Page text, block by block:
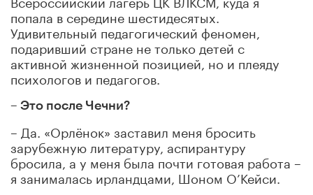
попала в середине шестидесятых.
Удивительный педагогический феномен,
подаривший стране не только детей с
активной жизненной позицией, но и плеяду
психологов и педагогов.
– Это после Чечни?
– Да. «Орлёнок» заставил меня бросить
зарубежную литературу, аспирантуру
бросила, а у меня была почти готовая работа –
я занималась ирландцами, Шоном О’Кейси.